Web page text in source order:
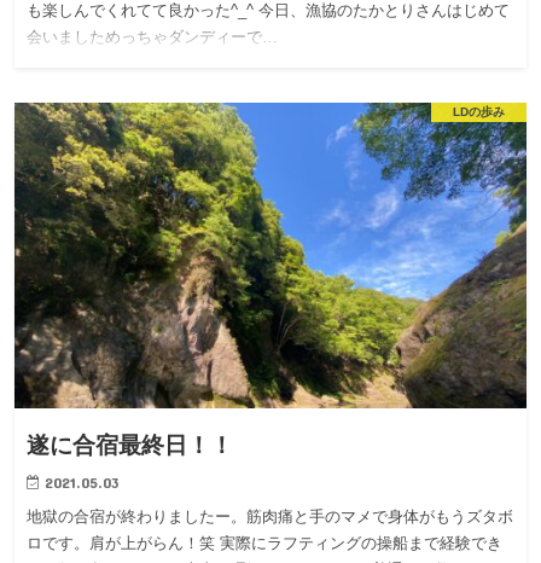
も楽しんでくれてて良かった^_^ 今日、漁協のたかとりさんはじめて
会いましためっちゃダンディーで…
LDの歩み
遂に合宿最終日！！
2021.05.03
地獄の合宿が終わりましたー。筋肉痛と手のマメで身体がもうズタボ
ロです。肩が上がらん！笑 実際にラフティングの操船まで経験でき